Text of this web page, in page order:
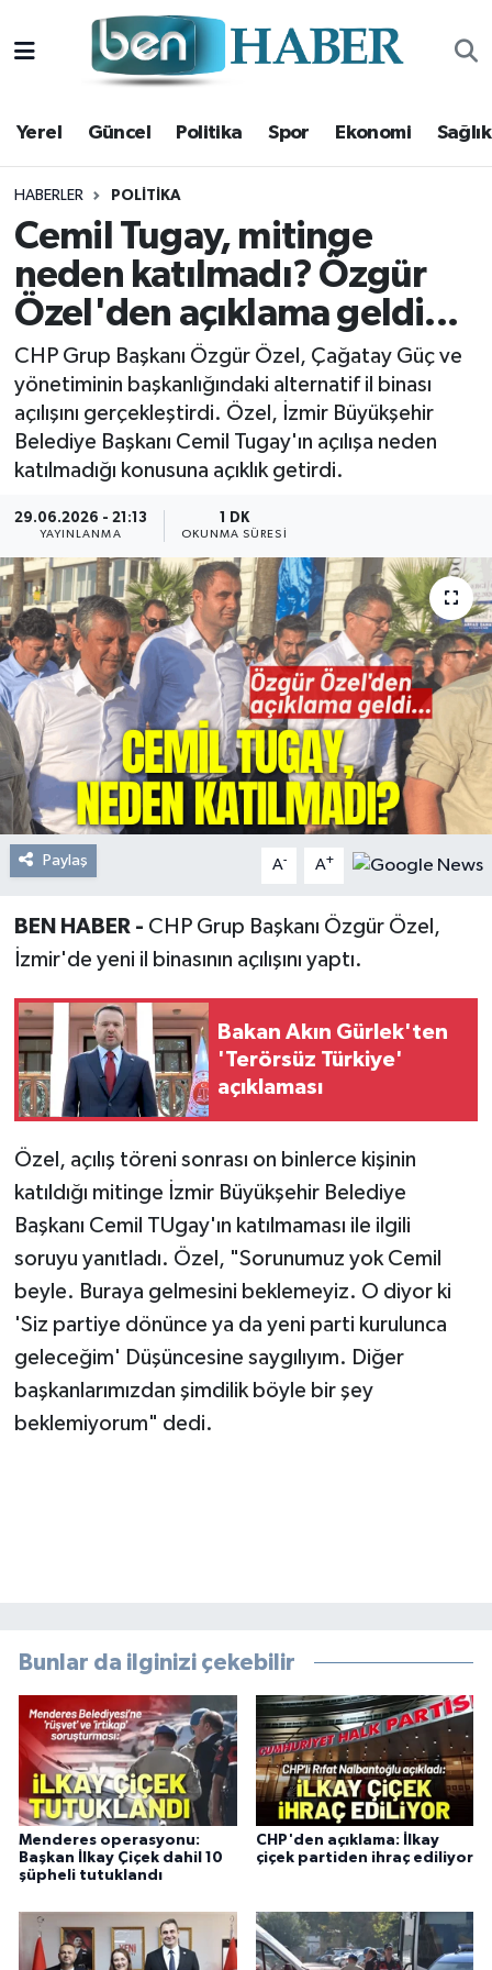
Yerel Güncel Politika Spor Ekonomi Sağlık
HABERLER POLITIKA
Cemil Tugay, mitinge
neden katılmadı? Özgür
Özel'den açıklama geldi...
CHP Grup Başkanı Özgür Özel, Çağatay Güç ve
yönetiminin başkanlığındaki alternatif il binası
açılışını gerçekleştirdi. Özel, İzmir Büyükşehir
Belediye Başkanı Cemil Tugay'ın açılışa neden
katılmadığı konusuna açıklık getirdi.
29.06.2026 - 21:13
YAYINLANMA
1 DK
OKUNMA SÜRESI
Paylaş A- A+
BEN HABER - CHP Grup Başkanı Özgür Özel,
İzmir'de yeni il binasının açılışını yaptı.
Bakan Akın Gürlek'ten
'Terörsüz Türkiye'
açıklaması
Özel, açılış töreni sonrası on binlerce kişinin
katıldığı mitinge İzmir Büyükşehir Belediye
Başkanı Cemil TUgay'ın katılmaması ile ilgili
soruyu yanıtladı. Özel, "Sorunumuz yok Cemil
beyle. Buraya gelmesini beklemeyiz. O diyor ki
'Siz partiye dönünce ya da yeni parti kurulunca
geleceğim' Düşüncesine saygılıyım. Diğer
başkanlarımızdan şimdilik böyle bir şey
beklemiyorum" dedi.
Bunlar da ilginizi çekebilir
Menderes operasyonu:
Başkan İlkay Çiçek dahil 10
şüpheli tutuklandı
CHP'den açıklama: İlkay
çiçek partiden ihraç ediliyor
Yerel
Güncel
Politika
Spor
Ekonomi
Sağlık
Magazin
Kültür Sanat
Resmi Reklam
Röportajlar
Hava Durumu
Trafik Durumu
Süper Lig Puan Durumu ve Fikstür
Tüm Manşetler
Son Dakika Haberleri
Haber Arşivi